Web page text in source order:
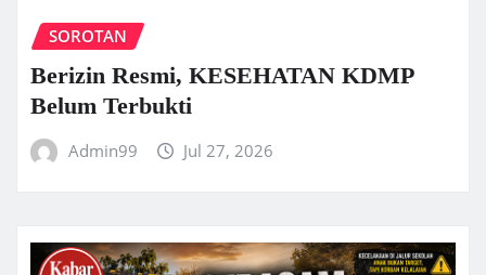
SOROTAN
Berizin Resmi, KESEHATAN KDMP
Belum Terbukti
Admin99 Jul 27, 2026